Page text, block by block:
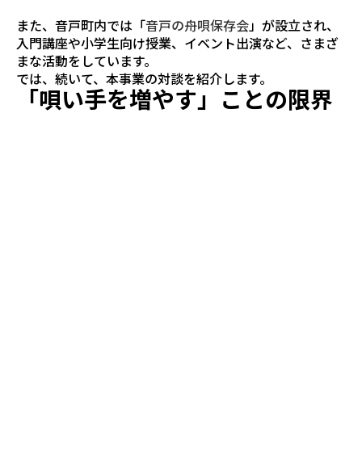
また、音戸町内では「音戸の舟唄保存会」が設立され、
入門講座や小学生向け授業、イベント出演など、さまざ
まな活動をしています。
では、続いて、本事業の対談を紹介します。
「唄い手を増やす」ことの限界